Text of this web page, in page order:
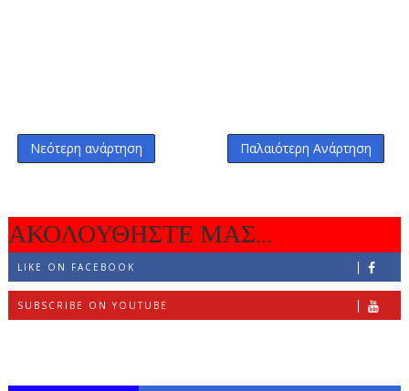
Νεότερη ανάρτηση Παλαιότερη Ανάρτηση
ΑΚΟΛΟΥΘΗΣΤΕ ΜΑΣ...
LIKE ON FACEBOOK
SUBSCRIBE ON YOUTUBE